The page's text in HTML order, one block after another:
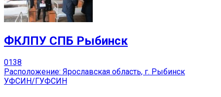
ФКЛПУ СПБ Рыбинск
0138
Расположение: Ярославская область, г. Рыбинск
УФСИН/ГУФСИН